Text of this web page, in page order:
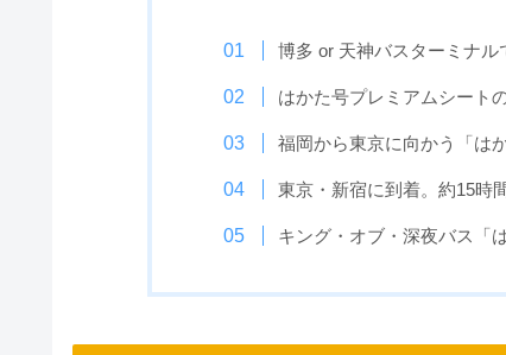
博多 or 天神バスターミナ
はかた号プレミアムシート
福岡から東京に向かう「は
東京・新宿に到着。約15時
キング・オブ・深夜バス「